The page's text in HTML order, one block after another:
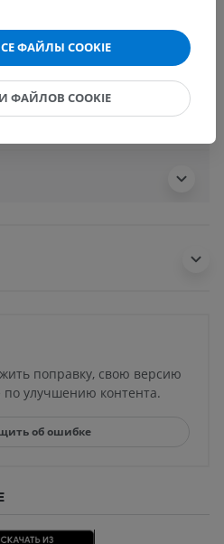
сосуд
Нет анатомических терминов,
тела
поправку, свою версию
улучшению контента.
об ошибке
ФАЙЛЫ COOKIE
ФАЙЛОВ COOKIE